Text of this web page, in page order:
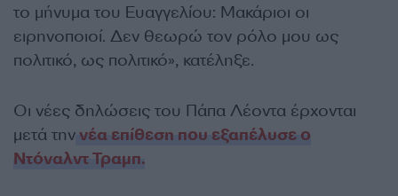
το μήνυμα του Ευαγγελίου: Μακάριοι οι
ειρηνοποιοί. Δεν θεωρώ τον ρόλο μου ως
πολιτικό, ως πολιτικό», κατέληξε.
Οι νέες δηλώσεις του Πάπα Λέοντα έρχονται
μετά τηννέα επίθεση που εξαπέλυσε ο
Ντόναλντ Τραμπ.